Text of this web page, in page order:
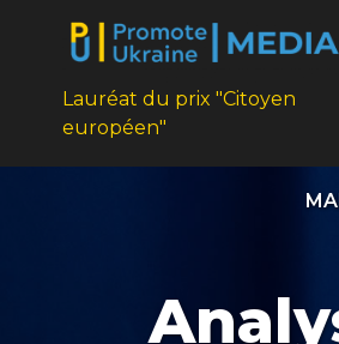
Lauréat du prix "Citoyen
européen"